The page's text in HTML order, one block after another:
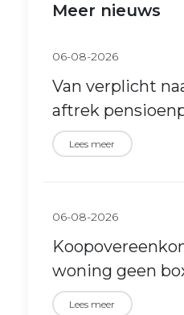
Meer nieuws
06-08-2026
Van verplicht
aftrek
Lees meer
06-08-2026
woning geen
Lees meer